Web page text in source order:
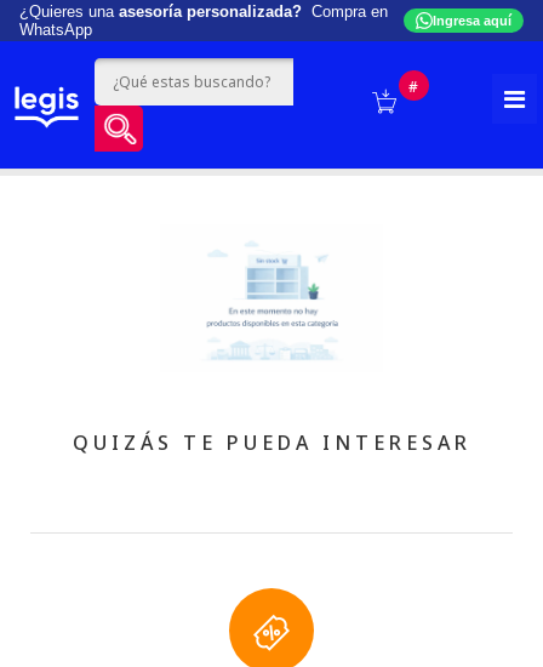
¿Quieres una asesoría personalizada? Compra en
WhatsApp
Ingresa aquí
#
QUIZÁS TE PUEDA INTERESAR